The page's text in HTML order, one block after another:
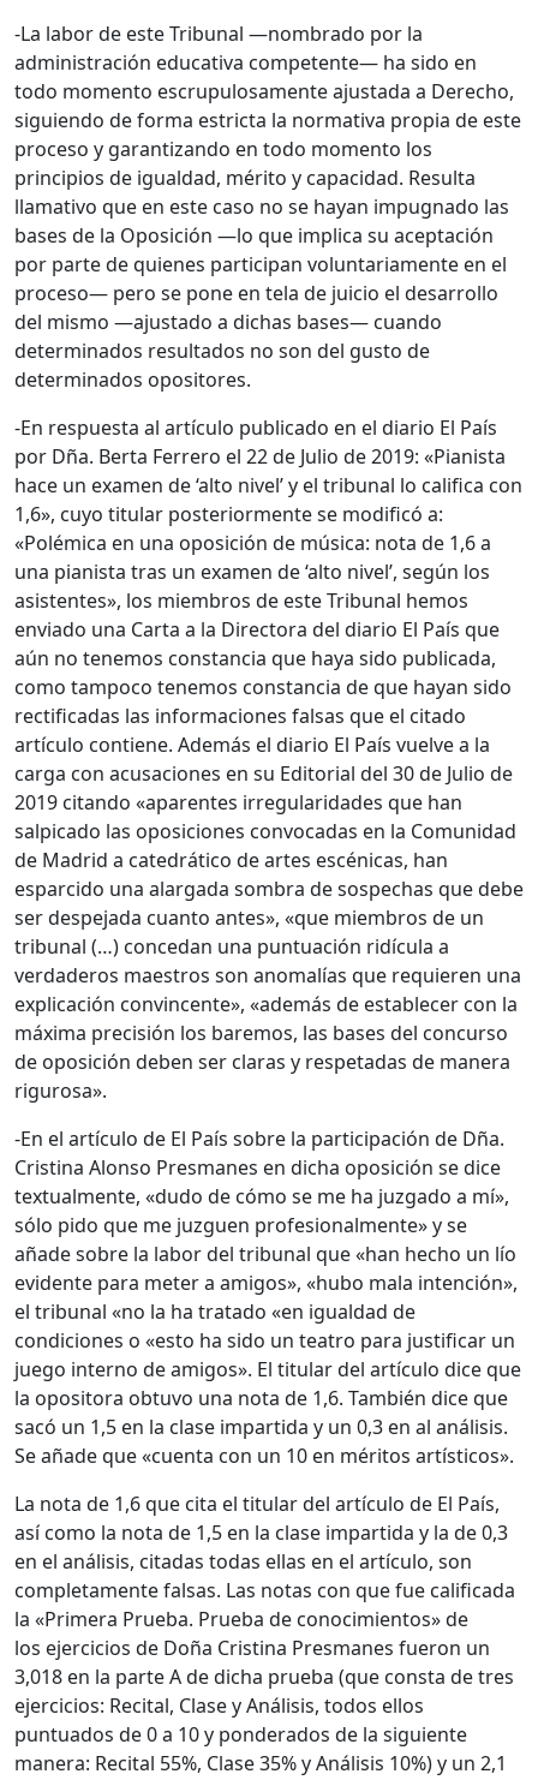
-La labor de este Tribunal —nombrado por la
administración educativa competente— ha sido en
todo momento escrupulosamente ajustada a Derecho,
siguiendo de forma estricta la normativa propia de este
proceso y garantizando en todo momento los
principios de igualdad, mérito y capacidad. Resulta
llamativo que en este caso no se hayan impugnado las
bases de la Oposición —lo que implica su aceptación
por parte de quienes participan voluntariamente en el
proceso— pero se pone en tela de juicio el desarrollo
del mismo —ajustado a dichas bases— cuando
determinados resultados no son del gusto de
determinados opositores.
-En respuesta al artículo publicado en el diario El País
por Dña. Berta Ferrero el 22 de Julio de 2019: «Pianista
hace un examen de ‘alto nivel’ y el tribunal lo califica con
1,6», cuyo titular posteriormente se modificó a:
«Polémica en una oposición de música: nota de 1,6 a
una pianista tras un examen de ‘alto nivel’, según los
asistentes», los miembros de este Tribunal hemos
enviado una Carta a la Directora del diario El País que
aún no tenemos constancia que haya sido publicada,
como tampoco tenemos constancia de que hayan sido
rectificadas las informaciones falsas que el citado
artículo contiene. Además el diario El País vuelve a la
carga con acusaciones en su Editorial del 30 de Julio de
2019 citando «aparentes irregularidades que han
salpicado las oposiciones convocadas en la Comunidad
de Madrid a catedrático de artes escénicas, han
esparcido una alargada sombra de sospechas que debe
ser despejada cuanto antes», «que miembros de un
tribunal (…) concedan una puntuación ridícula a
verdaderos maestros son anomalías que requieren una
explicación convincente», «además de establecer con la
máxima precisión los baremos, las bases del concurso
de oposición deben ser claras y respetadas de manera
rigurosa».
-En el artículo de El País sobre la participación de Dña.
Cristina Alonso Presmanes en dicha oposición se dice
textualmente, «dudo de cómo se me ha juzgado a mí»,
sólo pido que me juzguen profesionalmente» y se
añade sobre la labor del tribunal que «han hecho un lío
evidente para meter a amigos», «hubo mala intención»,
el tribunal «no la ha tratado «en igualdad de
condiciones o «esto ha sido un teatro para justificar un
juego interno de amigos». El titular del artículo dice que
la opositora obtuvo una nota de 1,6. También dice que
sacó un 1,5 en la clase impartida y un 0,3 en al análisis.
Se añade que «cuenta con un 10 en méritos artísticos».
La nota de 1,6 que cita el titular del artículo de El País,
así como la nota de 1,5 en la clase impartida y la de 0,3
en el análisis, citadas todas ellas en el artículo, son
completamente falsas. Las notas con que fue calificada
la «Primera Prueba. Prueba de conocimientos» de
los ejercicios de Doña Cristina Presmanes fueron un
3,018 en la parte A de dicha prueba (que consta de tres
ejercicios: Recital, Clase y Análisis, todos ellos
puntuados de 0 a 10 y ponderados de la siguiente
manera: Recital 55%, Clase 35% y Análisis 10%) y un 2,1